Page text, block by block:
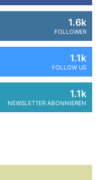
1.6k
FOLLOWER
1.1k
FOLLOW US
1.1k
NEWSLETTER ABONNIEREN